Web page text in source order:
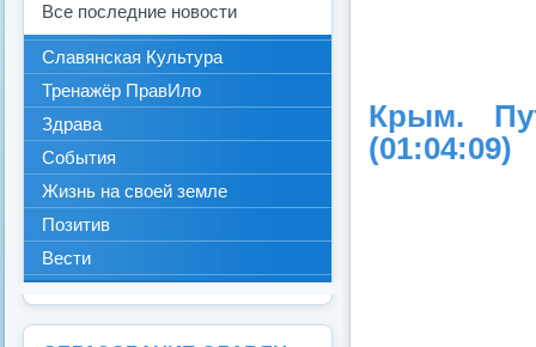
Крым.
(01:04:09)
Все последние новости
Славянская Культура
Тренажёр ПравИло
Здрава
События
Жизнь на своей земле
Позитив
Вести